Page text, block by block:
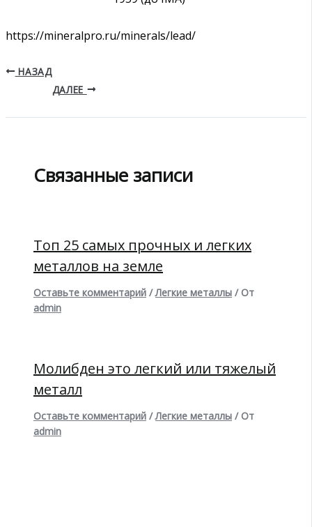
https://mineralpro.ru/minerals/lead/
НАЗАД
ДАЛЕЕ
Связанные записи
Топ 25 самых прочных и легких
металлов на земле
Оставьте комментарий /Легкие металлы / От
admin
Молибден это легкий или тяжелый
металл
Оставьте комментарий /Легкие металлы / От
admin